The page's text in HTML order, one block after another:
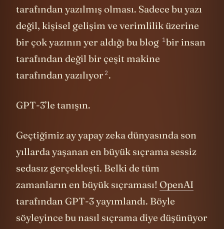
bir çok yazının yer aldığıbu blog bir insan
tarafından değil bir çeşit makine
tarafındanyazılıyor 2.
GPT-3’le tanışın.
Geçtiğimiz ay yapay zeka dünyasında son
sedasız gerçekleşti. Belki de tüm
zamanların en büyük sıçraması!OpenAI
tarafından GPT-3 yayımlandı. Böyle
söyleyince bu nasıl sıçrama diye düşünüyor
olabilirsiniz ama emin olun bu bugüne
kadar insan dillerini taklit edebilme